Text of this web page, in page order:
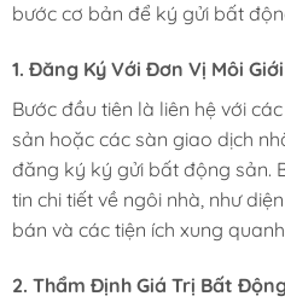
bước cơ bản để ký gửi bất
1. Đăng Ký Với Đơn Vị Môi Giới
Bước đầu tiên là liên hệ với
sản hoặc các sàn giao dịch
đăng ký ký gửi bất động sản.
tin chi tiết về ngôi nhà, như
bán và các tiện ích xung
2. Thẩm Định Giá Trị Bất